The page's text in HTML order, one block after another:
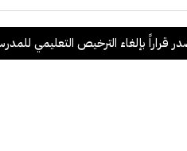
بإلغاء الترخيص التعليمي للمدرسة